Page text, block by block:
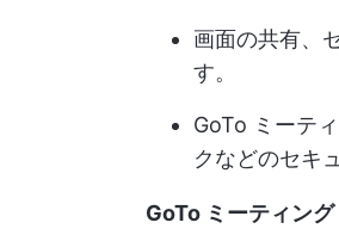
画面の共有、
す。
GoTo ミーテ
クなどのセキ
GoTo ミーティング